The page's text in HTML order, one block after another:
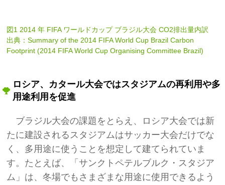
図1 2014 年 FIFA ワールドカップ ブラジル大会 CO2排出量内訳
出典：Summary of the 2014 FIFA World Cup Brazil Carbon
Footprint (2014 FIFA World Cup Organising Committee Brazil)
ロシア、カタール大会ではスタジアムの再利用や多
用途利用を促進
ブラジル大会の課題をとらえ、ロシア大会では新
たに建設されるスタジアムはサッカー大会だけでな
く、多用途に使うことを想定して建てられていま
す。たとえば、「サンクトペテルブルク・スタジア
ム」は、冬場でもさまざまな用途に使用できるよう